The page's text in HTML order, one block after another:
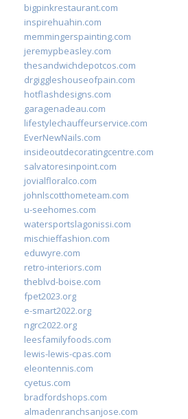
bigpinkrestaurant.com
inspirehuahin.com
memmingerspainting.com
jeremypbeasley.com
thesandwichdepotcos.com
drgiggleshouseofpain.com
hotflashdesigns.com
garagenadeau.com
lifestylechauffeurservice.com
EverNewNails.com
insideoutdecoratingcentre.com
salvatoresinpoint.com
jovialfloralco.com
johnlscotthometeam.com
u-seehomes.com
watersportslagonissi.com
mischieffashion.com
eduwyre.com
retro-interiors.com
theblvd-boise.com
fpet2023.org
e-smart2022.org
ngrc2022.org
leesfamilyfoods.com
lewis-lewis-cpas.com
eleontennis.com
cyetus.com
bradfordshops.com
almadenranchsanjose.com